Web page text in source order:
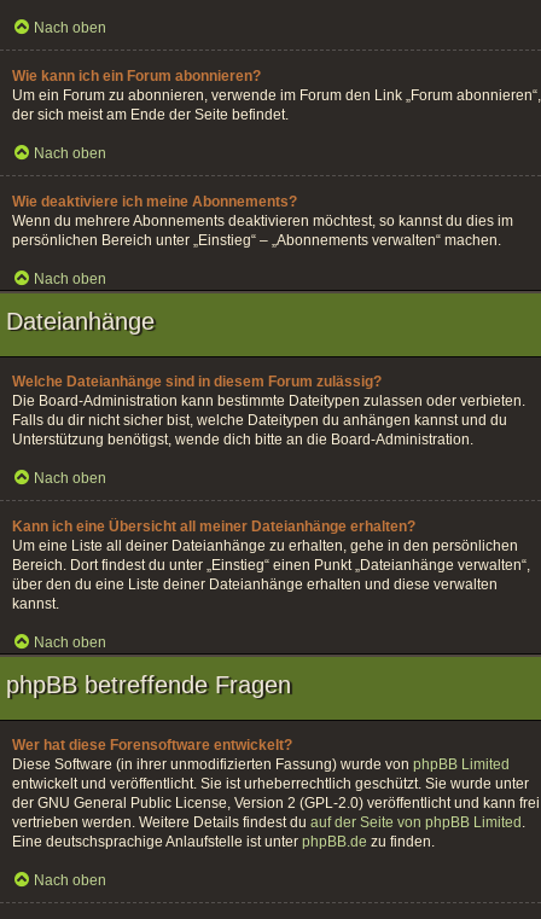
Nach oben
Wie kann ich ein Forum abonnieren?
Um ein Forum zu abonnieren, verwende im Forum den Link „Forum abonnieren“,
der sich meist am Ende der Seite befindet.
Nach oben
Wie deaktiviere ich meine Abonnements?
Wenn du mehrere Abonnements deaktivieren möchtest, so kannst du dies im
persönlichen Bereich unter „Einstieg“ – „Abonnements verwalten“ machen.
Nach oben
Dateianhänge
Welche Dateianhänge sind in diesem Forum zulässig?
Die Board-Administration kann bestimmte Dateitypen zulassen oder verbieten.
Falls du dir nicht sicher bist, welche Dateitypen du anhängen kannst und du
Unterstützung benötigst, wende dich bitte an die Board-Administration.
Nach oben
Kann ich eine Übersicht all meiner Dateianhänge erhalten?
Um eine Liste all deiner Dateianhänge zu erhalten, gehe in den persönlichen
Bereich. Dort findest du unter „Einstieg“ einen Punkt „Dateianhänge verwalten“,
über den du eine Liste deiner Dateianhänge erhalten und diese verwalten
kannst.
Nach oben
phpBB betreffende Fragen
Wer hat diese Forensoftware entwickelt?
Diese Software (in ihrer unmodifizierten Fassung) wurde von phpBB Limited
entwickelt und veröffentlicht. Sie ist urheberrechtlich geschützt. Sie wurde unter
der GNU General Public License, Version 2 (GPL-2.0) veröffentlicht und kann frei
vertrieben werden. Weitere Details findest du auf der Seite von phpBB Limited .
Eine deutschsprachige Anlaufstelle ist unter phpBB.de zu finden.
Nach oben